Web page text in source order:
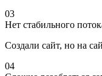
03
Нет стабильного
Создали сайт, но на
04